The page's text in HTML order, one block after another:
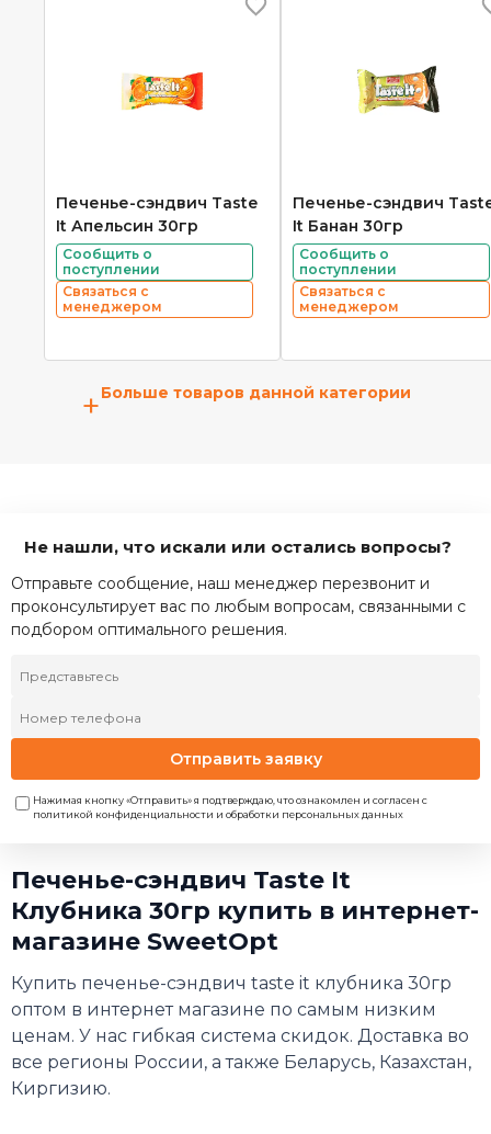
Печенье-сэндвич Taste
It Апельсин 30гр
Сообщить о
поступлении
Связаться с
менеджером
Печенье-сэндвич
It Банан 30гр
Сообщить о
поступлении
Связаться с
менеджером
+Больше товаров данной категории
Не нашли, что искали или остались вопросы?
Отправьте сообщение, наш менеджер перезвонит и
проконсультирует вас по любым вопросам, связанными с
подбором оптимального решения.
Отправить заявку
Нажимая кнопку «Отправить» я подтверждаю, что ознакомлен и согласен с
политикой конфиденциальности и обработки персональных данных
Печенье-сэндвич Taste It
Клубника 30гр купить в интернет-
магазине SweetOpt
Купить печенье-сэндвич taste it клубника 30гр
оптом в интернет магазине по самым низким
ценам. У нас гибкая система скидок. Доставка во
все регионы России, а также Беларусь, Казахстан,
Киргизию.